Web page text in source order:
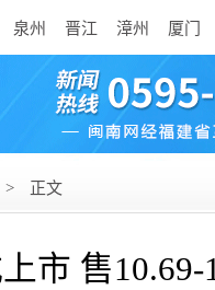
泉州 晋江 漳州 厦门
> 正文
市 售10.69-